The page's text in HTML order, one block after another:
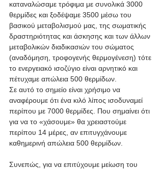
καταναλώσαμε τρόφιμα με συνολικά 3000
θερμίδες και ξοδέψαμε 3500 μέσω του
βασικού μεταβολισμού μας, της σωματικής
δραστηριότητας και άσκησης και των άλλων
μεταβολικών διαδικασιών του σώματος
(αναδόμηση, τροφογενής θερμογένεση) τότε
το ενεργειακό ισοζύγιο είναι αρνητικό και
πέτυχαμε απώλεια 500 θερμίδων.
Σε αυτό το σημείο είναι χρήσιμο να
αναφέρουμε ότι ένα κιλό λίπος ισοδυναμεί
περίπου με 7000 θερμίδες. Που σημαίνει ότι
για να το «χάσουμε» θα χρειαστούμε
περίπου 14 μέρες, αν επιτυγχάνουμε
καθημερινή απώλεια 500 θερμίδων.
Συνεπώς, για να επιτύχουμε μείωση του